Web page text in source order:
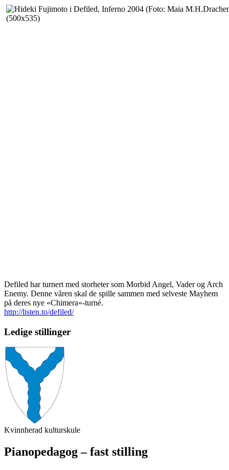
Defiled har turnert med storheter som Morbid Angel, Vader og Arch
Enemy. Denne våren skal de spille sammen med selveste Mayhem
på deres nye «Chimera»-turné.
http://listen.to/defiled/
Ledige stillinger
Kvinnherad kulturskule
Pianopedagog – fast stilling